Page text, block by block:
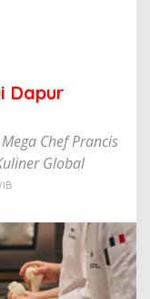
Dapur
Chef Prancis
Global